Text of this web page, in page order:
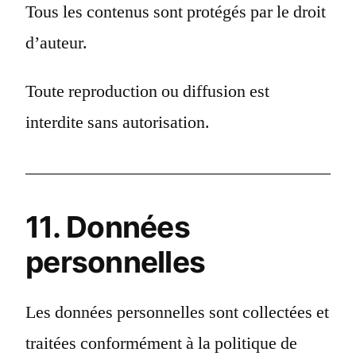
Tous les contenus sont protégés par le droit
d’auteur.
Toute reproduction ou diffusion est
interdite sans autorisation.
11. Données
personnelles
Les données personnelles sont collectées et
traitées conformément à la politique de